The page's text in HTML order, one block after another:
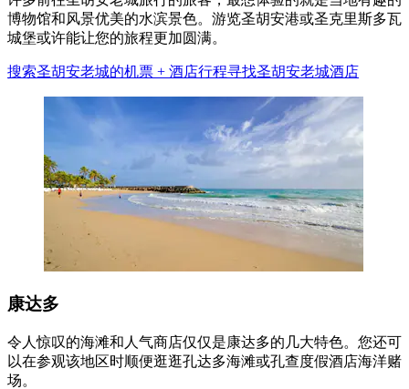
博物馆和风景优美的水滨景色。游览圣胡安港或圣克里斯多瓦
城堡或许能让您的旅程更加圆满。
搜索圣胡安老城的机票 + 酒店行程寻找圣胡安老城酒店
康达多
令人惊叹的海滩和人气商店仅仅是康达多的几大特色。您还可
以在参观该地区时顺便逛逛孔达多海滩或孔查度假酒店海洋赌
场。